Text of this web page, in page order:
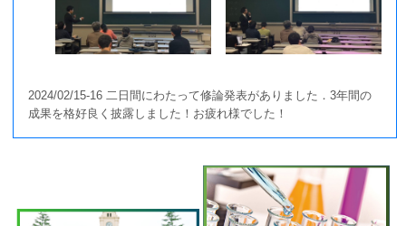
2024/02/15-16 二日間にわたって修論発表がありました．3年間の
成果を格好良く披露しました！お疲れ様でした！